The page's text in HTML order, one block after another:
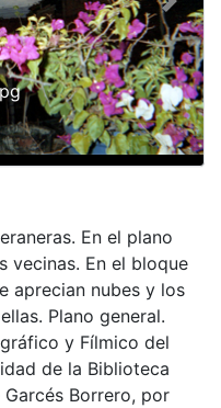
Next
En el plano
vecinas. En el bloque
aprecian nubes y los
Plano general.
y Fílmico del
de la Biblioteca
Borrero, por